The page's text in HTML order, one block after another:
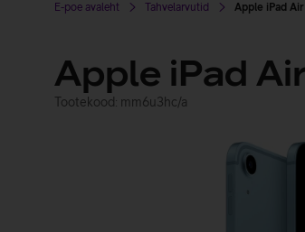
E-poe avaleht Tahvelarvutid Apple iPad
Apple iPad
Tootekood: mm6u3hc/a